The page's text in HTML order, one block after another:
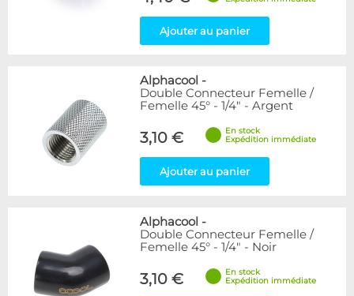
Ajouter au panier
Alphacool -
Double Connecteur Femelle /
Femelle 45° - 1/4" - Argent
3,10 €
En stock
Expédition immédiate
Ajouter au panier
Alphacool -
Double Connecteur Femelle /
Femelle 45° - 1/4" - Noir
3,10 €
En stock
Expédition immédiate